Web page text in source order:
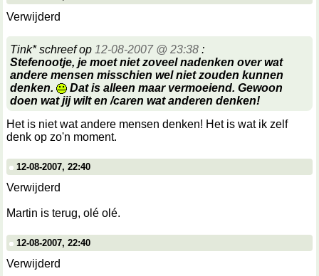
Verwijderd
Tink* schreef op 12-08-2007 @ 23:38 :
Stefenootje, je moet niet zoveel nadenken over wat
andere mensen misschien wel niet zouden kunnen
denken.
Dat is alleen maar vermoeiend. Gewoon
doen wat jij wilt en /caren wat anderen denken!
Het is niet wat andere mensen denken! Het is wat ik zelf
denk op zo'n moment.
12-08-2007, 22:40
Verwijderd
Martin is terug, olé olé.
12-08-2007, 22:40
Verwijderd